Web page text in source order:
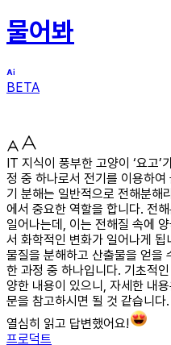
물어봐
BETA
IT 지식이 풍부한 고양이 ‘요고
정 중 하나로서 전기를 이용하
기 분해는 일반적으로 전해분해
에서 중요한 역할을 합니다. 전
일어나는데, 이는 전해질 속에
서 화학적인 변화가 일어나게
물질을 분해하고 산출물을 얻을
한 과정 중 하나입니다. 기초적
양한 내용이 있으니, 자세한 내
문을 참고하시면 될 것 같습니다.
열심히 읽고 답변했어요!
프로덕트